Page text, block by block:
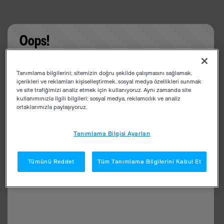
Oops!
app
Tanımlama bilgilerini; sitemizin doğru şekilde çalışmasını sağlamak,
içerikleri ve reklamları kişiselleştirmek, sosyal medya özellikleri sunmak
ve site trafiğimizi analiz etmek için kullanıyoruz. Aynı zamanda site
kullanımınızla ilgili bilgileri; sosyal medya, reklamcılık ve analiz
ortaklarımızla paylaşıyoruz.
Tanımlama Bilgisi Ayarları
Tümünü Reddet Tüm Tanımlama Bilgilerini Kabul Et